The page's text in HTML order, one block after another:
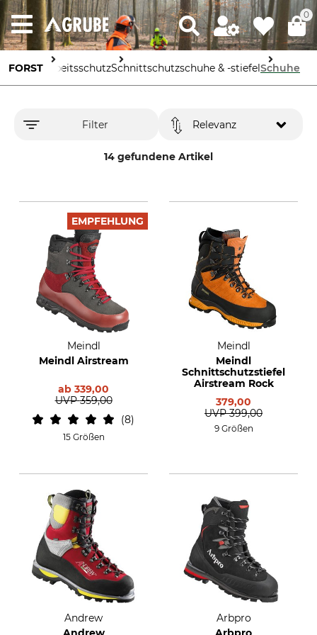
0
FORST ArbeitsschutzSchnittschutzschuhe & -stiefelSchuhe
Filter
14 gefundene Artikel
Relevanz
EMPFEHLUNG
Meindl
Meindl Airstream
ab 339,00
UVP 359,00
8
15 Größen
Meindl
Meindl
Schnittschutzstiefel
Airstream Rock
379,00
UVP 399,00
9 Größen
Andrew
Arbpro